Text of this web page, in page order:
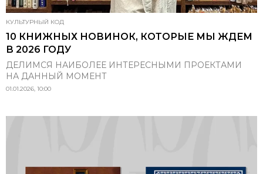
КУЛЬТУРНЫЙ КОД
10 КНИЖНЫХ НОВИНОК, КОТОРЫЕ МЫ ЖДЕМ
В 2026 ГОДУ
ДЕЛИМСЯ НАИБОЛЕЕ ИНТЕРЕСНЫМИ ПРОЕКТАМИ
НА ДАННЫЙ МОМЕНТ
01.01.2026, 10:00